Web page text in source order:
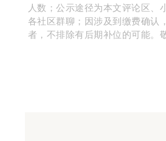
人数；公示途径为本文评论区、
各社区群聊；因涉及到缴费确认
者，不排除有后期补位的可能。